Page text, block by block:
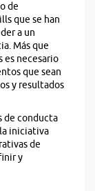
de
que se han
a un
Más que
es necesario
que sean
y resultados
de conducta
iniciativa
de
y